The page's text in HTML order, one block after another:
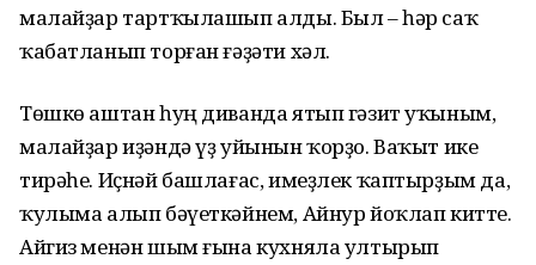
малайҙар тартҡылашып алды. Был – һәр саҡ
ҡабатланып торған ғәҙәти хәл.
Төшкө аштан һуң диванда ятып гәзит уҡыным,
малайҙар иҙәндә үҙ уйынын ҡорҙо. Ваҡыт ике
тирәһе. Иҫнәй башлағас, имеҙлек ҡаптырҙым да,
ҡулыма алып бәүеткәйнем, Айнур йоҡлап китте.
Айгиз менән шым ғына кухняла ултырып